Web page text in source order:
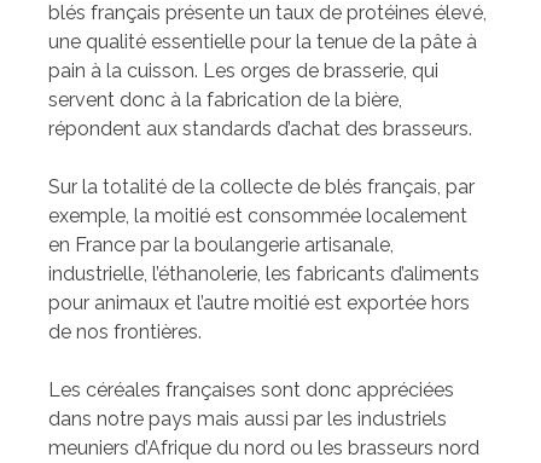
blés français présente un taux de protéines élevé,
une qualité essentielle pour la tenue de la pâte à
pain à la cuisson. Les orges de brasserie, qui
servent donc à la fabrication de la bière,
répondent aux standards d’achat des brasseurs.
Sur la totalité de la collecte de blés français, par
exemple, la moitié est consommée localement
en France par la boulangerie artisanale,
industrielle, l’éthanolerie, les fabricants d’aliments
pour animaux et l’autre moitié est exportée hors
de nos frontières.
Les céréales françaises sont donc appréciées
dans notre pays mais aussi par les industriels
meuniers d’Afrique du nord ou les brasseurs nord